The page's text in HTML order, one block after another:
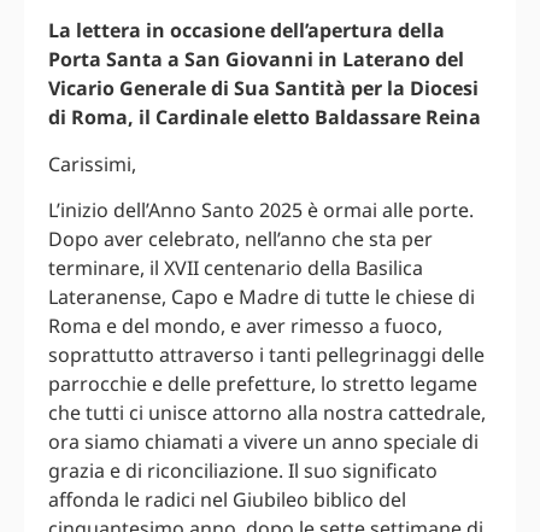
La lettera in occasione dell’apertura della
Porta Santa a San Giovanni in Laterano del
Vicario Generale di Sua Santità per la Diocesi
di Roma, il Cardinale eletto Baldassare Reina
Carissimi,
L’inizio dell’Anno Santo 2025 è ormai alle porte.
Dopo aver celebrato, nell’anno che sta per
terminare, il XVII centenario della Basilica
Lateranense, Capo e Madre di tutte le chiese di
Roma e del mondo, e aver rimesso a fuoco,
soprattutto attraverso i tanti pellegrinaggi delle
parrocchie e delle prefetture, lo stretto legame
che tutti ci unisce attorno alla nostra cattedrale,
ora siamo chiamati a vivere un anno speciale di
grazia e di riconciliazione. Il suo significato
affonda le radici nel Giubileo biblico del